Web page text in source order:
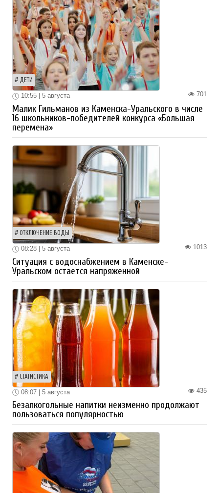
ДЕТИ
701
10:55 | 5 августа
Малик Гильманов из Каменска-Уральского в числе
16 школьников-победителей конкурса «Большая
перемена»
ОТКЛЮЧЕНИЕ ВОДЫ
1013
08:28 | 5 августа
Ситуация с водоснабжением в Каменске-
Уральском остается напряженной
СТАТИСТИКА
435
08:07 | 5 августа
Безалкогольные напитки неизменно продолжают
пользоваться популярностью